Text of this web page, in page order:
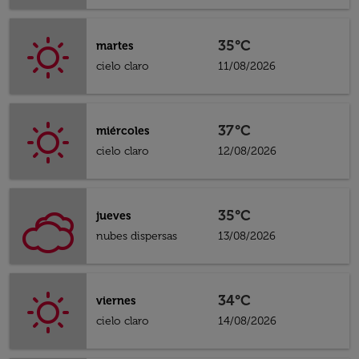
martes
cielo claro
35°C
11/08/2026
miércoles
cielo claro
37°C
12/08/2026
jueves
nubes dispersas
35°C
13/08/2026
viernes
cielo claro
34°C
14/08/2026